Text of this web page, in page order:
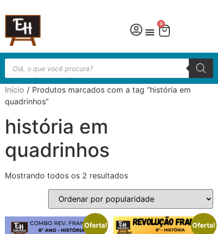
0
Início / Produtos marcados com a tag “história em
quadrinhos”
história em
quadrinhos
Mostrando todos os 2 resultados
Oferta! Oferta!